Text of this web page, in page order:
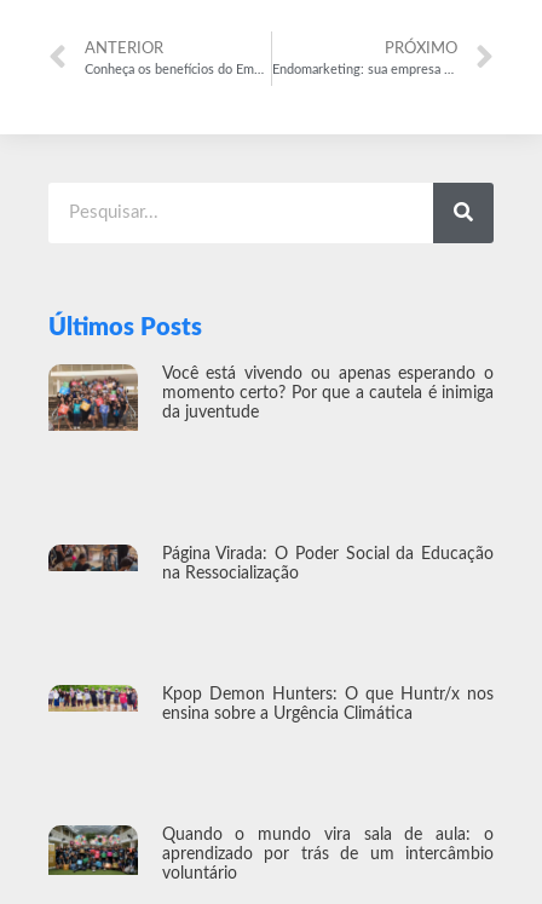
ANTERIOR PRÓXIMO
Últimos Posts
Você está vivendo ou apenas esperando o
momento certo? Por que a cautela é inimiga
da juventude
Página Virada: O Poder Social da Educação
na Ressocialização
Kpop Demon Hunters: O que Huntr/x nos
ensina sobre a Urgência Climática
Quando o mundo vira sala de aula: o
aprendizado por trás de um intercâmbio
voluntário